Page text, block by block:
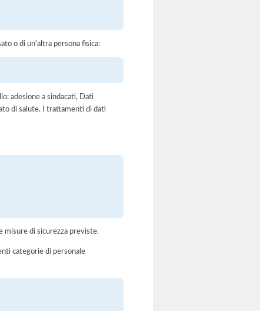
o di un'altra persona fisica:
adesione a sindacati, Dati
di salute. I trattamenti di dati
misure di sicurezza previste.
categorie di personale